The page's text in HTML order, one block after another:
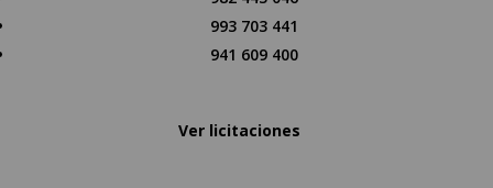
993 703 441
941 609 400
Ver licitaciones